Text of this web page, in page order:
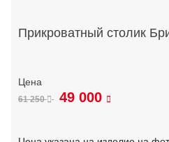
Прикроватный столик
61 250 49 000